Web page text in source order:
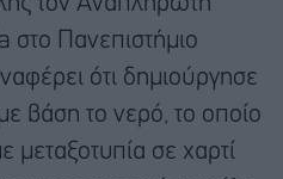
στο Πανεπιστήμιο
ότι δημιούργησε
βάση το νερό, το οποίο
μεταξοτυπία σε χαρτί